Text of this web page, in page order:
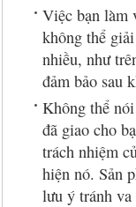
Việc bạn làm
không thể
nhiều, như
đảm bảo sau
Không thể
đã giao cho
trách nhiệm
hiện nó. Sản
lưu ý tránh va